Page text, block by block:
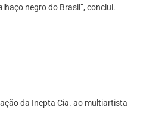
negro do Brasil”, conclui.
da Inepta Cia. ao multiartista